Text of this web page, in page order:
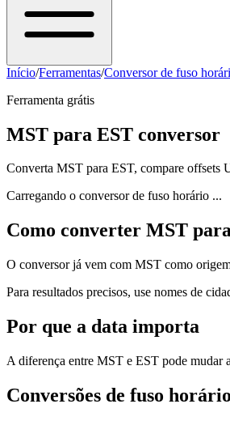
Início/Ferramentas/Conversor de fuso
Ferramenta grátis
MST para EST conversor
Converta MST para EST, compare offsets
Carregando o conversor de fuso horário ...
Como converter MST
O conversor já vem com MST como
Para resultados precisos, use nomes de
Por que a data importa
A diferença entre MST e EST pode mudar
Conversões de fuso